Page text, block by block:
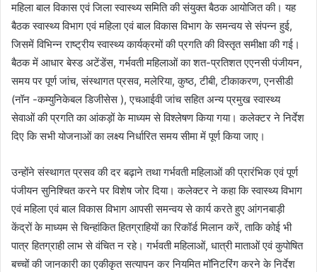
महिला बाल विकास एवं जिला स्वास्थ्य समिति की संयुक्त बैठक आयोजित की। यह
बैठक स्वास्थ्य विभाग एवं महिला एवं बाल विकास विभाग के समन्वय से संपन्न हुई,
जिसमें विभिन्न राष्ट्रीय स्वास्थ्य कार्यक्रमों की प्रगति की विस्तृत समीक्षा की गई।
बैठक में आधार बेस्ड अटेंडेंस, गर्भवती महिलाओं का शत-प्रतिशत एएनसी पंजीयन,
समय पर पूर्ण जांच, संस्थागत प्रसव, मलेरिया, कुष्ठ, टीबी, टीकाकरण, एनसीडी
(नॉन -कम्युनिकेबल डिजीसेस ), एचआईवी जांच सहित अन्य प्रमुख स्वास्थ्य
सेवाओं की प्रगति का आंकड़ों के माध्यम से विश्लेषण किया गया। कलेक्टर ने निर्देश
दिए कि सभी योजनाओं का लक्ष्य निर्धारित समय सीमा में पूर्ण किया जाए।
उन्होंने संस्थागत प्रसव की दर बढ़ाने तथा गर्भवती महिलाओं की प्रारंभिक एवं पूर्ण
पंजीयन सुनिश्चित करने पर विशेष जोर दिया। कलेक्टर ने कहा कि स्वास्थ्य विभाग
एवं महिला एवं बाल विकास विभाग आपसी समन्वय से कार्य करते हुए आंगनबाड़ी
केंद्रों के माध्यम से चिन्हांकित हितग्राहियों का रिकॉर्ड मिलान करें, ताकि कोई भी
पात्र हितग्राही लाभ से वंचित न रहे। गर्भवती महिलाओं, धात्री माताओं एवं कुपोषित
बच्चों की जानकारी का एकीकृत सत्यापन कर नियमित मॉनिटरिंग करने के निर्देश